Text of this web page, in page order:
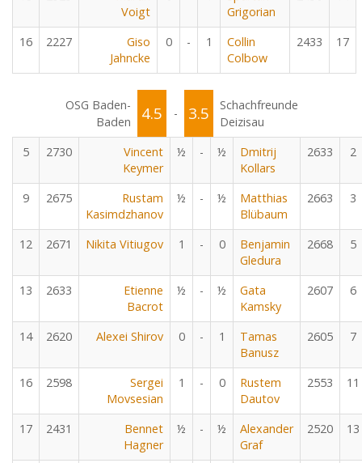
Voigt
Grigorian
16 2227
Giso
Jahncke
0 - 1
Collin
Colbow
2433 17
OSG Baden-
Baden
4.5 - 3.5
Schachfreunde
Deizisau
5
2730
Vincent
Keymer
½ - ½
Dmitrij
Kollars
2633 2
9 2675
Rustam
Kasimdzhanov
½ - ½
Matthias
Blübaum
2663 3
12 2671 Nikita Vitiugov 1 - 0
Benjamin
Gledura
2668 5
13 2633
Etienne
Bacrot
½ - ½
Gata
Kamsky
2607 6
14 2620 Alexei Shirov 0 - 1
Tamas
Banusz
2605 7
16 2598
Sergei
Movsesian
1 - 0
Rustem
Dautov
2553 11
17 2431
Bennet
Hagner
½ - ½
Alexander
Graf
2520 13